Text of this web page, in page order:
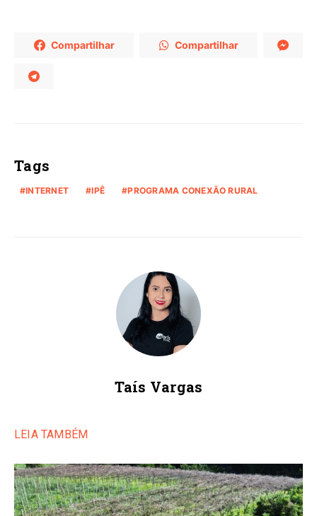
Compartilhar Compartilhar
Tags
INTERNET IPÊ PROGRAMA CONEXÃO RURAL
Taís Vargas
LEIA TAMBÉM